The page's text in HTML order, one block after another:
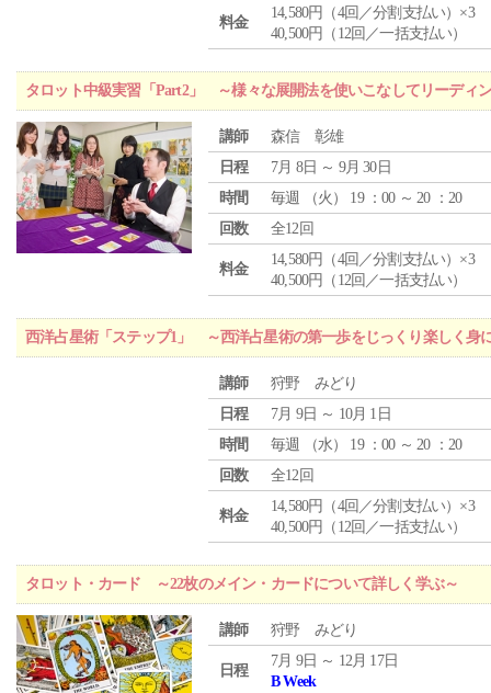
料金
14,580円（4回／分割支払い）×3
40,500円（12回／一括支払い）
タロット中級実習「Part2」 ～様々な展開法を使いこなしてリーディ
講師
森信 彰雄
日程
7月 8日 ～ 9月 30日
時間
毎週 （火 ） 19 ：00 ～ 20 ：20
回数
全12回
料金
14,580円（4回／分割支払い）×3
40,500円（12回／一括支払い）
西洋占星術「ステップ1」 ～西洋占星術の第一歩をじっくり楽しく身
講師
狩野 みどり
日程
7月 9日 ～ 10月 1日
時間
毎週 （水） 19 ：00 ～ 20 ：20
回数
全12回
料金
14,580円（4回／分割支払い）×3
40,500円（12回／一括支払い）
タロット・カード ～22枚のメイン・カードについて詳しく学ぶ～
講師 狩野 みどり
日程
7月 9日 ～ 12月 17日
B Week